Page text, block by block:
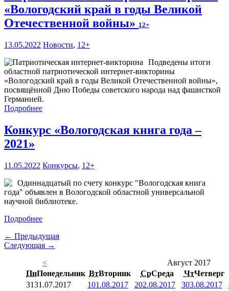
«Вологодский край в годы Великой
Отечественной войны» 12+
13.05.2022 Новости, 12+
Подведены итоги
областной патриотической интернет-викторины
«Вологодский край в годы Великой Отечественной войны»,
посвящённой Дню Победы советского народа над фашисткой
Германией.
Подробнее
Конкурс «Вологодская книга года –
2021»
11.05.2022 Конкурсы, 12+
Одиннадцатый по счету конкурс "Вологодская книга
года" объявлен в Вологодской областной универсальной
научной библиотеке.
Подробнее
← Предыдущая
Следующая →
<
Август 2017
ПнПонедельник ВтВторник СрСреда ЧтЧетверг
3131.07.2017 101.08.2017 202.08.2017 303.08.2017